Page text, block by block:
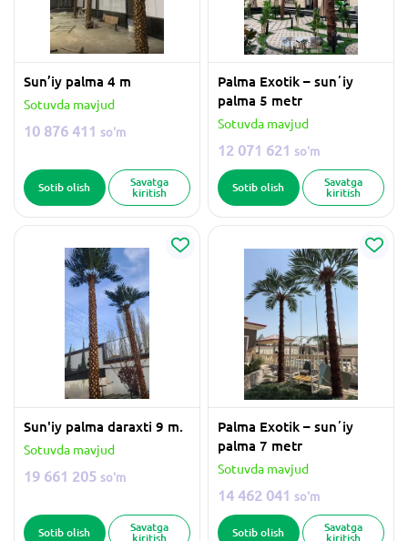
Sun’iy palma 4 m
Sotuvda mavjud
10 876 411 so'm
Sotib olish
Savatga
kiritish
Palma Exotik – sunʼiy
palma 5 metr
Sotuvda mavjud
12 071 621 so'm
Sotib olish
Savatga
kiritish
Sun'iy palma daraxti 9 m.
Sotuvda mavjud
19 661 205 so'm
Sotib olish
Savatga
kiritish
Palma Exotik – sunʼiy
palma 7 metr
Sotuvda mavjud
14 462 041 so'm
Sotib olish
Savatga
kiritish